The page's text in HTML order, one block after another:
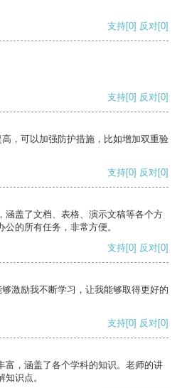
支持[0] 反对[0]
支持[0] 反对[0]
，可以加强防护措施，比如增加双重验
支持[0] 反对[0]
涵盖了文档、表格、演示文稿等各个方
的所有任务，非常方便。
支持[0] 反对[0]
激励我不断学习，让我能够取得更好的
支持[0] 反对[0]
富，涵盖了各个学科的知识。老师的讲
识点。